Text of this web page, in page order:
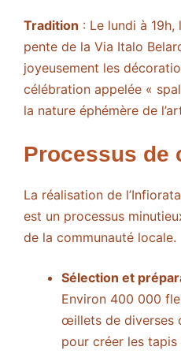
Tradition : Le lundi à
pente de la Via Italo
joyeusement les
célébration appelée «
la nature éphémère de
Processus de
La réalisation de
est un processus
de la communauté locale.
Sélection et
Environ 400 000
œillets de diverses
pour créer les